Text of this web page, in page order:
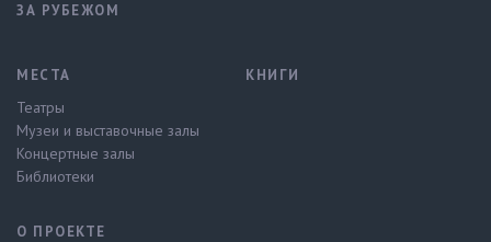
ЗА РУБЕЖОМ
МЕСТА
Театры
Музеи и выставочные залы
Концертные залы
Библиотеки
КНИГИ
О ПРОЕКТЕ